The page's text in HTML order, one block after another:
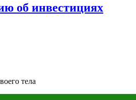
об инвестициях
тела